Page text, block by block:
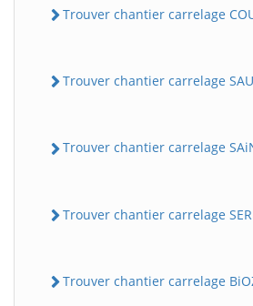
Trouver chantier carrelage
Trouver chantier carrelage
Trouver chantier carrelage
Trouver chantier carrelage
Trouver chantier carrelage